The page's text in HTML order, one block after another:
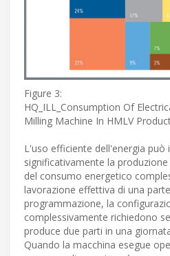
Figure 3:
HQ_ILL_Consumption Of
Milling Machine In HMLV
L'uso efficiente dell'energia può
significativamente la
del consumo energetico
lavorazione effettiva di una
programmazione, la
complessivamente richiedono
produce due parti in una
Quando la macchina esegue